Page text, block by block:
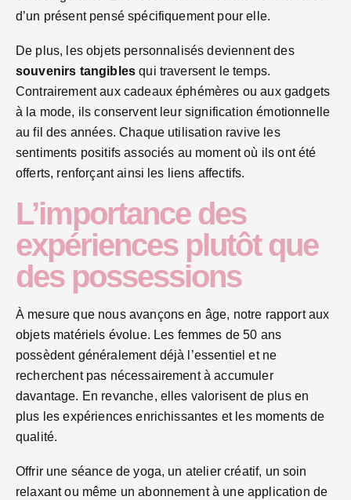
d’un présent pensé spécifiquement pour elle.
De plus, les objets personnalisés deviennent des
souvenirs tangibles qui traversent le temps.
Contrairement aux cadeaux éphémères ou aux gadgets
à la mode, ils conservent leur signification émotionnelle
au fil des années. Chaque utilisation ravive les
sentiments positifs associés au moment où ils ont été
offerts, renforçant ainsi les liens affectifs.
L’importance des
expériences plutôt que
des possessions
À mesure que nous avançons en âge, notre rapport aux
objets matériels évolue. Les femmes de 50 ans
possèdent généralement déjà l’essentiel et ne
recherchent pas nécessairement à accumuler
davantage. En revanche, elles valorisent de plus en
plus les expériences enrichissantes et les moments de
qualité.
Offrir une séance de yoga, un atelier créatif, un soin
relaxant ou même un abonnement à une application de